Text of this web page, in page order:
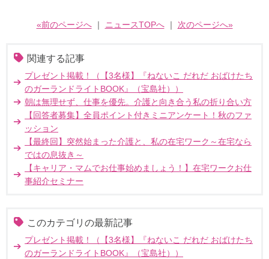
«前のページへ｜ ニュースTOPへ｜ 次のページへ»
関連する記事
プレゼント掲載！（【3名様】『ねないこ だれだ おばけたち
のガーランドライトBOOK』（宝島社））
朝は無理せず、仕事を優先。介護と向き合う私の折り合い方
【回答者募集】全員ポイント付きミニアンケート！秋のファ
ッション
【最終回】突然始まった介護と、私の在宅ワーク～在宅なら
ではの息抜き～
【キャリア・マムでお仕事始めましょう！】在宅ワークお仕
事紹介セミナー
このカテゴリの最新記事
プレゼント掲載！（【3名様】『ねないこ だれだ おばけたち
のガーランドライトBOOK』（宝島社））